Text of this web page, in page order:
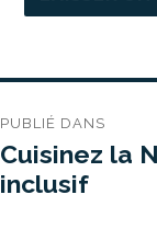
de
l’article
PUBLIÉ DANS
Cuisinez la
inclusif